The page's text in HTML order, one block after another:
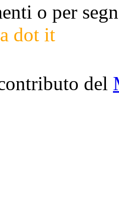
o per
dot it
del